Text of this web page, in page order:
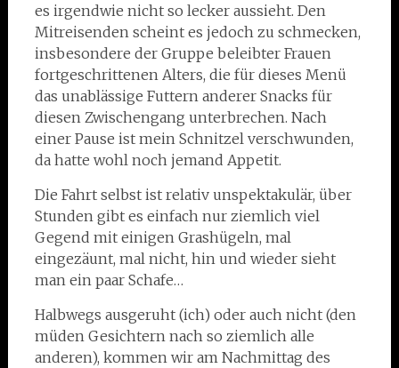
es irgendwie nicht so lecker aussieht. Den
Mitreisenden scheint es jedoch zu schmecken,
insbesondere der Gruppe beleibter Frauen
fortgeschrittenen Alters, die für dieses Menü
das unablässige Futtern anderer Snacks für
diesen Zwischengang unterbrechen. Nach
einer Pause ist mein Schnitzel verschwunden,
da hatte wohl noch jemand Appetit.
Die Fahrt selbst ist relativ unspektakulär, über
Stunden gibt es einfach nur ziemlich viel
Gegend mit einigen Grashügeln, mal
eingezäunt, mal nicht, hin und wieder sieht
man ein paar Schafe…
Halbwegs ausgeruht (ich) oder auch nicht (den
müden Gesichtern nach so ziemlich alle
anderen), kommen wir am Nachmittag des